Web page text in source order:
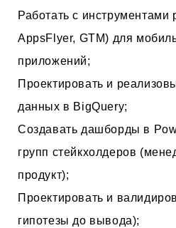
Работать с инструментами
AppsFlyer, GTM) для
приложений;
Проектировать и
данных в BigQuery;
Создавать дашборды в
групп стейкхолдеров
продукт);
Проектировать и
гипотезы до вывода);